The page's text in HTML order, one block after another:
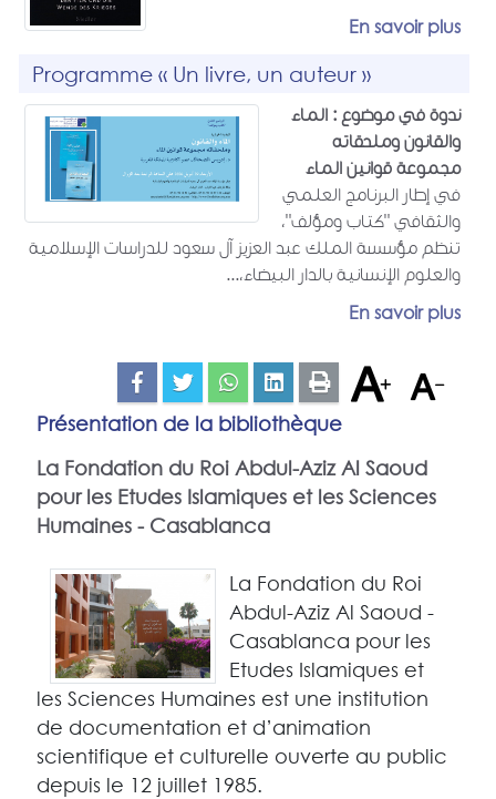
En savoir plus
Programme « Un livre, un auteur »
ندوة في موضوع : الماء
والقانون وملحقاته
مجموعة قوانين الماء
في إطار البرنامج العلمي
والثقافي "كتاب ومؤلف"،
تنظم مؤسسة الملك عبد العزيز آل سعود للدراسات الإسلامية
والعلوم الإنسانية بالدار البيضاء،...
En savoir plus
Présentation de la bibliothèque
La Fondation du Roi Abdul-Aziz Al Saoud
pour les Etudes Islamiques et les Sciences
Humaines - Casablanca
La Fondation du Roi
Abdul-Aziz Al Saoud -
Casablanca pour les
Etudes Islamiques et
les Sciences Humaines est une institution
de documentation et d’animation
scientifique et culturelle ouverte au public
depuis le 12 juillet 1985.